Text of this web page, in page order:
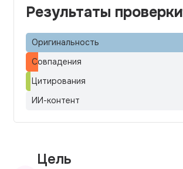
Результаты проверки
Оригинальность
Совпадения
Цитирования
ИИ-контент
Цель